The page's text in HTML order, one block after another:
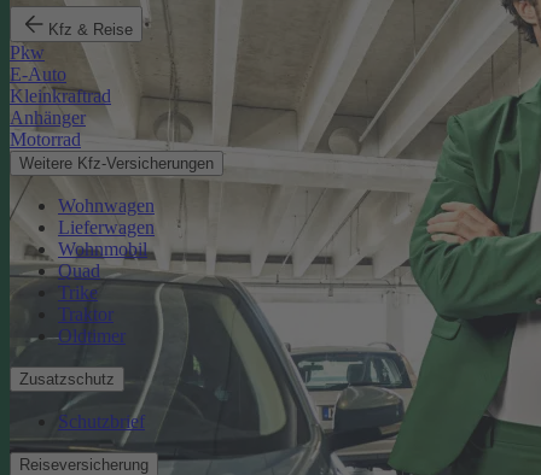
Kfz & Reise
Pkw
E-Auto
Kleinkraftrad
Anhänger
Motorrad
Weitere Kfz-Versicherungen
Wohnwagen
Lieferwagen
Wohnmobil
Quad
Trike
Traktor
Oldtimer
Zusatzschutz
Schutzbrief
Reiseversicherung